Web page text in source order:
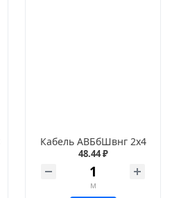
Кабель АВБбШвнг 2х4
48.44 ₽
м